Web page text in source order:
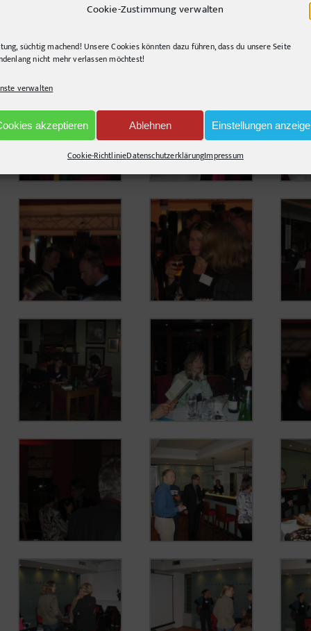
Cookie-Zustimmung verwalten
süchtig machend! Unsere Cookies könnten dazu führen, dass du unsere Seite
nicht mehr verlassen möchtest!
verwalten
akzeptieren Ablehnen Einstellungen
Cookie-RichtlinieDatenschutzerklärungImpressum